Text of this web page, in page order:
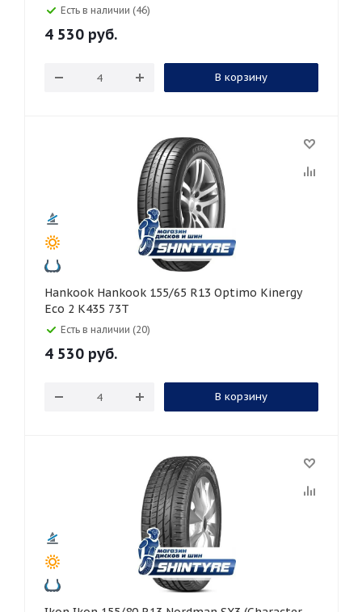
Есть в наличии (46)
4 530 руб.
В корзину
Hankook Hankook 155/65 R13 Optimo Kinergy
Eco 2 K435 73T
Есть в наличии (20)
4 530 руб.
В корзину